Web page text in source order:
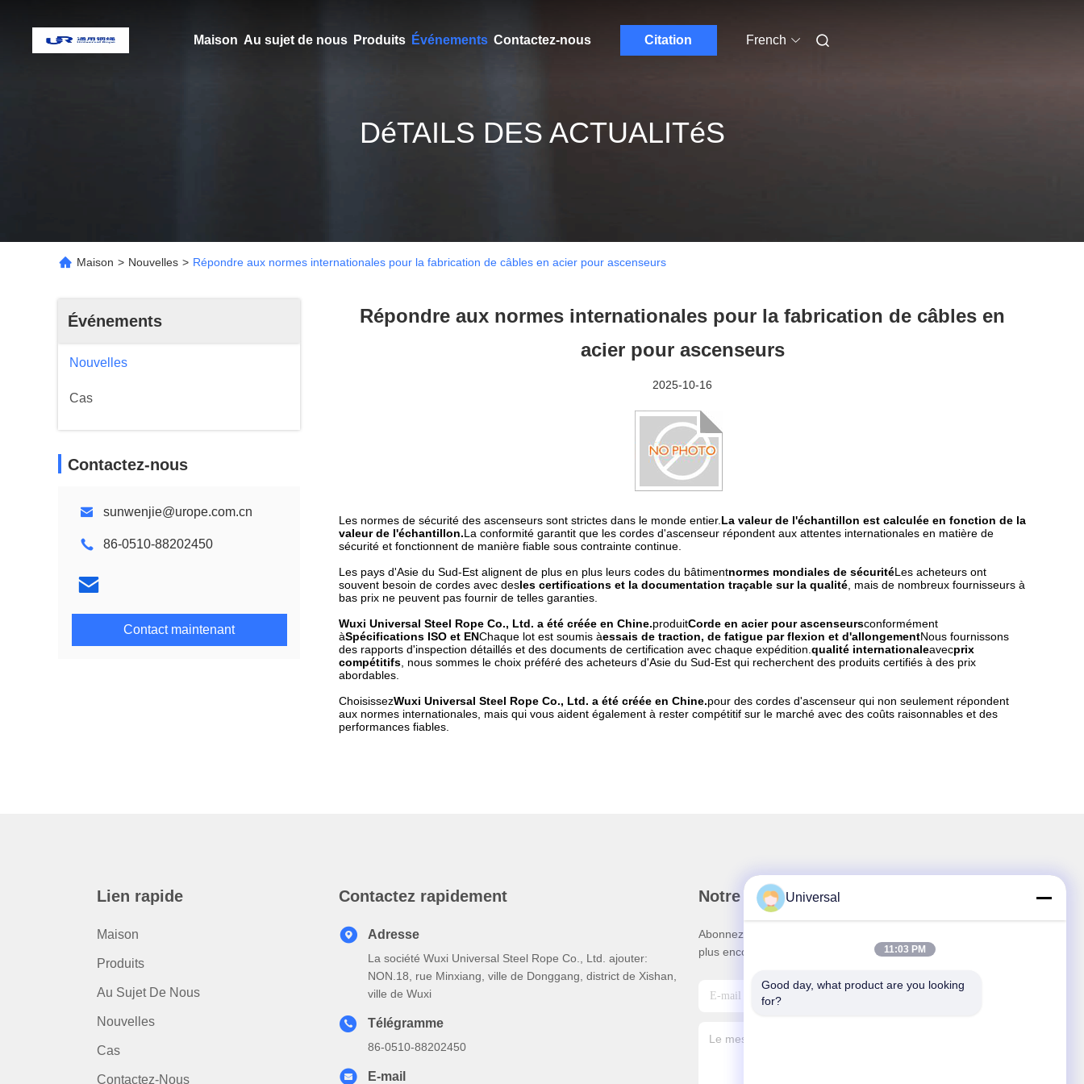
Maison Au sujet de nous Produits Événements Contactez-nous Citation French
DéTAILS DES ACTUALITéS
Maison > Nouvelles > Répondre aux normes internationales pour la fabrication de câbles en acier pour ascenseurs
Événements
Nouvelles
Cas
Contactez-nous
sunwenjie@urope.com.cn
86-0510-88202450
Contact maintenant
Répondre aux normes internationales pour la fabrication de câbles en
acier pour ascenseurs
2025-10-16
Les normes de sécurité des ascenseurs sont strictes dans le monde entier. La valeur de l'échantillon est calculée en fonction de la
valeur de l'échantillon.La conformité garantit que les cordes d'ascenseur répondent aux attentes internationales en matière de
sécurité et fonctionnent de manière fiable sous contrainte continue.
Les pays d'Asie du Sud-Est alignent de plus en plus leurs codes du bâtimentnormes mondiales de sécuritéLes acheteurs ont
souvent besoin de cordes avec desles certifications et la documentation traçable sur la qualité , mais de nombreux fournisseurs à
bas prix ne peuvent pas fournir de telles garanties.
Wuxi Universal Steel Rope Co., Ltd. a été créée en Chine.produitCorde en acier pour ascenseursconformément
àSpécifications ISO et ENChaque lot est soumis àessais de traction, de fatigue par flexion et d'allongementNous fournissons
des rapports d'inspection détaillés et des documents de certification avec chaque expédition. qualité internationaleavecprix
compétitifs , nous sommes le choix préféré des acheteurs d'Asie du Sud-Est qui recherchent des produits certifiés à des prix
abordables.
ChoisissezWuxi Universal Steel Rope Co., Ltd. a été créée en Chine.pour des cordes d'ascenseur qui non seulement répondent
aux normes internationales, mais qui vous aident également à rester compétitif sur le marché avec des coûts raisonnables et des
performances fiables.
Lien rapide
Maison
Produits
Au Sujet De Nous
Nouvelles
Cas
Contactez-Nous
Contactez rapidement
Adresse
La société Wuxi Universal Steel Rope Co., Ltd. ajouter:
NON.18, rue Minxiang, ville de Donggang, district de Xishan,
ville de Wuxi
Télégramme
86-0510-88202450
E-mail
Notre newsletter
Abonnez-vous à notre newsletter pour des réductions et
plus encore.
Universal
11:03 PM
Good day, what product are you looking
for?